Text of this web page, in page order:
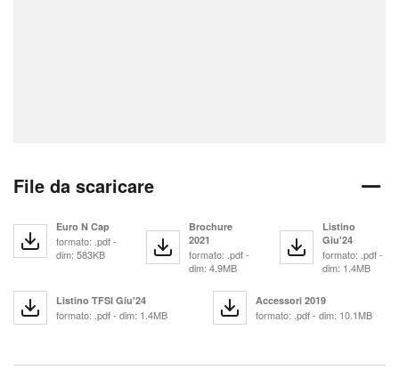
File da scaricare
Euro N Cap
formato: .pdf -
dim: 583KB
Brochure
2021
formato: .pdf -
dim: 4.9MB
Listino
Giu'24
formato: .pdf -
dim: 1.4MB
Listino TFSI Giu'24
formato: .pdf - dim: 1.4MB
Accessori 2019
formato: .pdf - dim: 10.1MB